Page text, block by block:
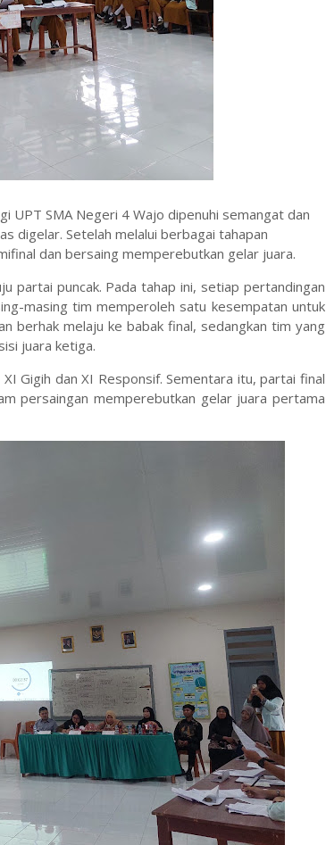
UPT SMA Negeri 4 Wajo dipenuhi semangat dan
digelar. Setelah melalui berbagai tahapan
dan bersaing memperebutkan gelar juara.
partai puncak. Pada tahap ini, setiap pertandingan
masing tim memperoleh satu kesempatan untuk
berhak melaju ke babak final, sedangkan tim yang
juara ketiga.
Gigih dan XI Responsif. Sementara itu, partai final
persaingan memperebutkan gelar juara pertama